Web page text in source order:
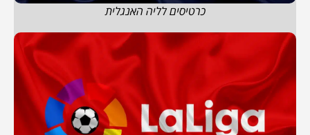
כרטיסים לליה האנגלית